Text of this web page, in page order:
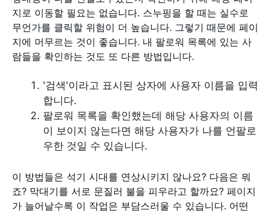
지로 이동할 필요는 없습니다. 스누핑을 할 때는 실수로
무언가를 클릭할 위험이 더 높습니다. 그렇기 때문에 페이
지에 머무르는 것이 좋습니다. 내 팔로워 목록에 있는 사
람들을 확인하는 것도 또 다른 방법입니다.
'검색'이라고 표시된 상자에 사용자 이름을 입력
합니다.
팔로워 목록을 확인했는데 해당 사용자의 이름
이 보이지 않는다면 해당 사용자가 나를 언팔로
우한 것일 수 있습니다.
이 방법들은 석기 시대를 연상시키지 않나요? 다음은 뭐
죠? 막대기를 서로 문질러 불을 피우라고 할까요? 페이지
가 늘어날수록 이 작업은 부담스러울 수 있습니다. 어떤